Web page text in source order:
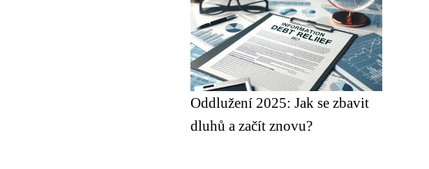
Oddlužení 2025: Jak se zbavit
dluhů a začít znovu?